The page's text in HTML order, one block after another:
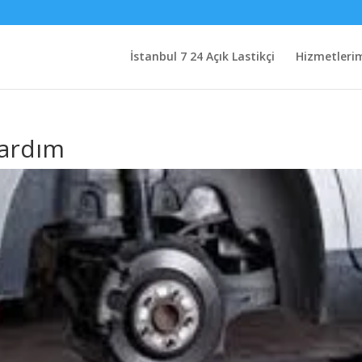
İstanbul 7 24 Açık Lastikçi